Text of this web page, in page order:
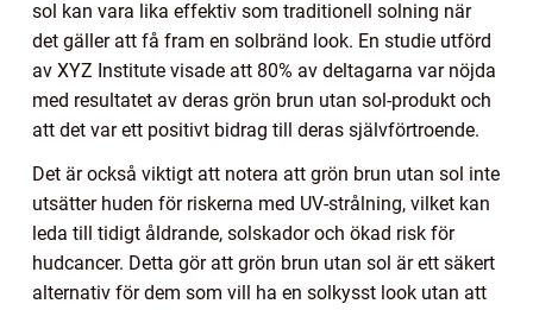
sol kan vara lika effektiv som traditionell solning när
det gäller att få fram en solbränd look. En studie utförd
av XYZ Institute visade att 80% av deltagarna var nöjda
med resultatet av deras grön brun utan sol-produkt och
att det var ett positivt bidrag till deras självförtroende.
Det är också viktigt att notera att grön brun utan sol inte
utsätter huden för riskerna med UV-strålning, vilket kan
leda till tidigt åldrande, solskador och ökad risk för
hudcancer. Detta gör att grön brun utan sol är ett säkert
alternativ för dem som vill ha en solkysst look utan att